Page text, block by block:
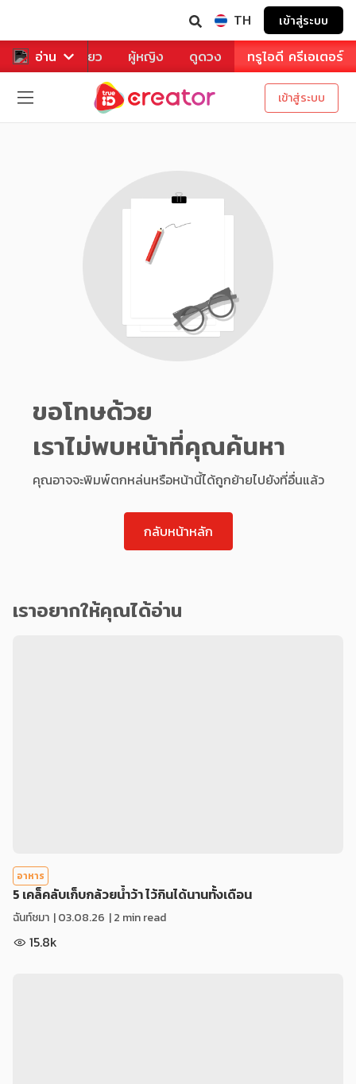
TH เข้าสู่ระบบ
อ่าน
หาร ท่องเที่ยว ผู้หญิง ดูดวง ทรูไอดี ครีเอเตอร์
เข้าสู่ระบบ
ขอโทษด้วย
เราไม่พบหน้าที่คุณค้นหา
คุณอาจจะพิมพ์ตกหล่นหรือหน้านี้ได้ถูกย้ายไปยังที่อื่นแล้ว
กลับหน้าหลัก
เราอยากให้คุณได้อ่าน
อาหาร
5 เคล็คลับเก็บกล้วยน้ำว้า ไว้กินได้นานทั้งเดือน
ฉันท์ชมา |03.08.26 | 2 min read
15.8k